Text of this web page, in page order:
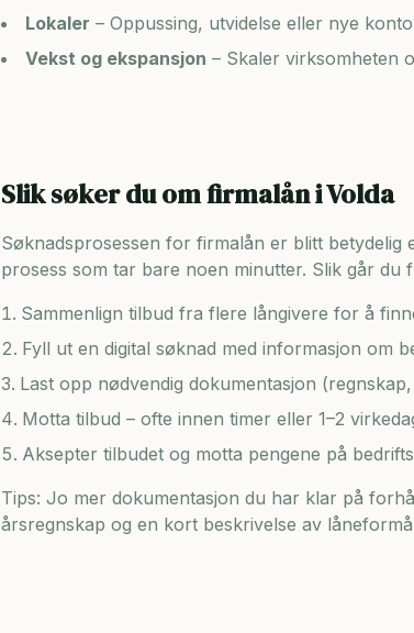
Lokaler – Oppussing, utvidelse eller nye
Vekst og ekspansjon – Skaler virksomheten
Slik søker du om firmalån iVolda
Søknadsprosessen for firmalån er blitt betydelig
prosess som tar bare noen minutter. Slik går du
Sammenlign tilbud fra flere långivere for å
Fyll ut en digital søknad med informasjon om
Last opp nødvendig dokumentasjon
Motta tilbud – ofte innen timer eller 1–2
Aksepter tilbudet og motta pengene på
Tips: Jo mer dokumentasjon du har klar på
årsregnskap og en kort beskrivelse av